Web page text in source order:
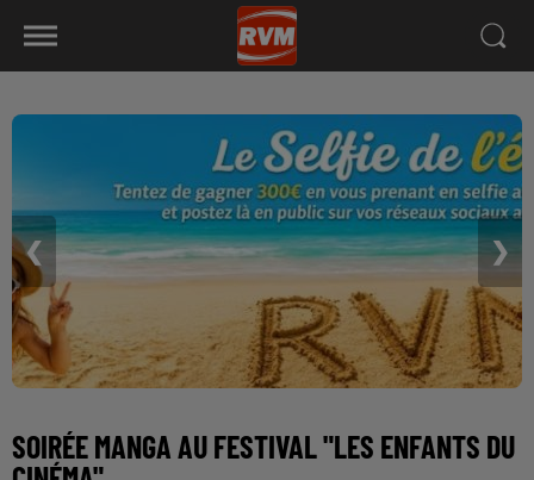
❮ ❯
SOIRÉE MANGA AU FESTIVAL "LES ENFANTS DU